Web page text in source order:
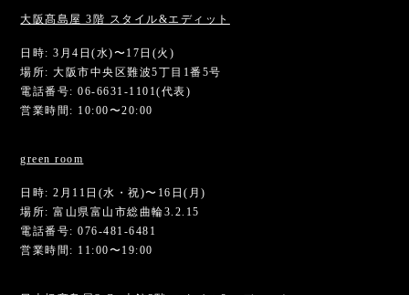
大阪髙島屋 3階 スタイル&エディット
日時: 3月4日(水)〜17日(火)
場所: 大阪市中央区難波5丁目1番5号
電話番号: 06-6631-1101(代表)
営業時間: 10:00〜20:00
green room
日時: 2月11日(水・祝)〜16日(月)
場所: 富山県富山市総曲輪3.2.15
電話番号: 076-481-6481
営業時間: 11:00〜19:00